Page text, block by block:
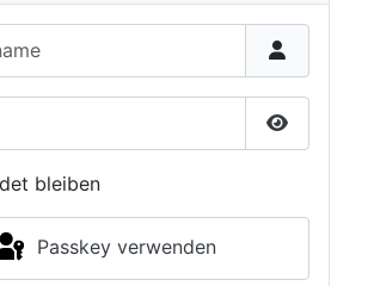
Passwort
bleiben
Passkey verwenden